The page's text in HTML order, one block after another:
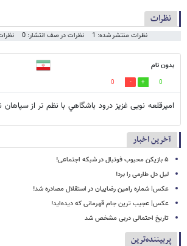
نظرات
نظرات منتشر شده: 1 نظرات در صف انتشار: 0
بدون نام
0
0
امیرقلعه نویی غزيز درود باشگاهي با نظم تر از
آخرین اخبار
۵ بازیکن محبوب فوتبال در شبکه اجتماعی!
لیل دل طارمی را برد!
عکس| شماره رامین رضاییان در استقلال مصادره شد!
عکس| عجیب ترین جام قهرمانی که دیده‌اید!
تاریخ احتمالی دربی مشخص شد
پربیننده‌ترین